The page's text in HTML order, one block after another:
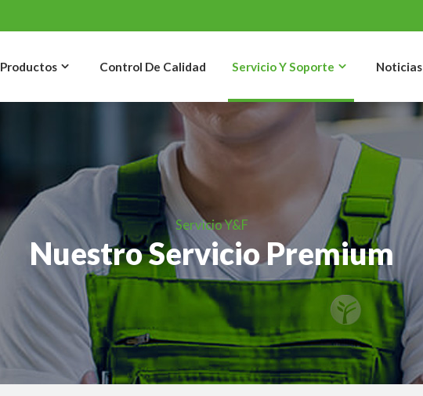
Productos Control De Calidad Servicio Y Soporte Noticias
Servicio Y&F
Nuestro Servicio Premium